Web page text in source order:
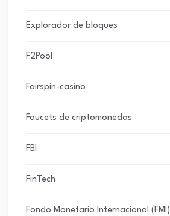
Explorador de bloques
F2Pool
Fairspin-casino
Faucets de criptomonedas
FBI
FinTech
Fondo Monetario Internacional (FMI)